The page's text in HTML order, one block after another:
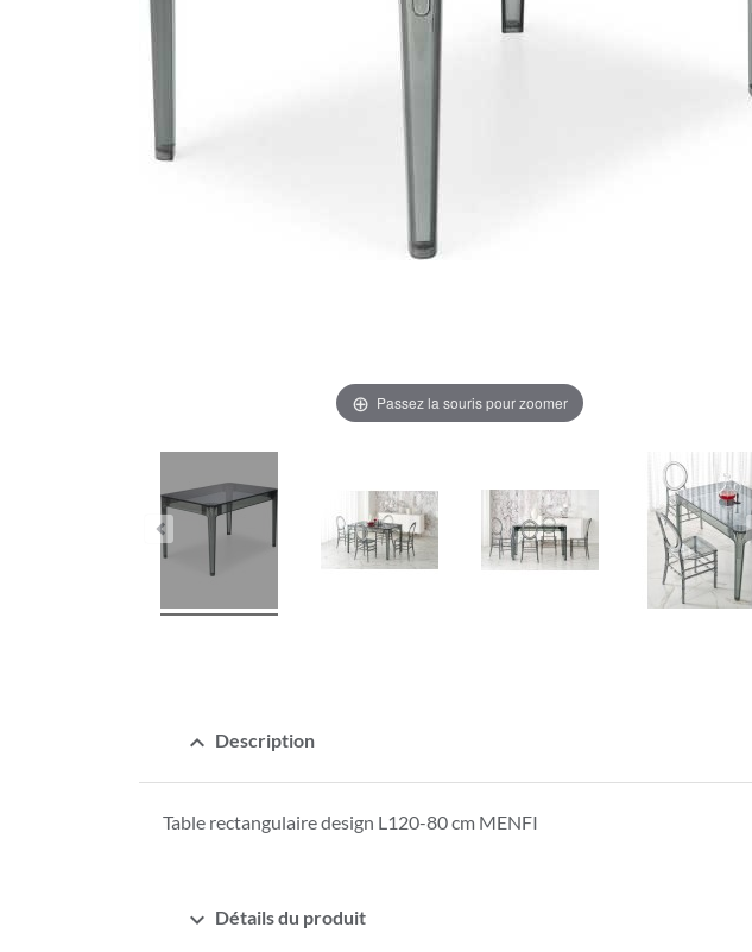
Passez la souris pour zoomer
expand_less Description
Table rectangulaire design L120-80 cm MENFI
expand_more Détails du produit